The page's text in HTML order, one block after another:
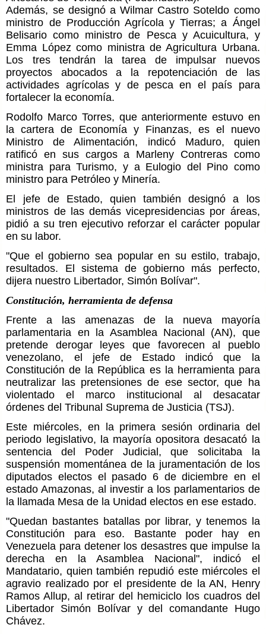
Además, se designó a Wilmar Castro Soteldo como
ministro de Producción Agrícola y Tierras; a Ángel
Belisario como ministro de Pesca y Acuicultura, y
Emma López como ministra de Agricultura Urbana.
Los tres tendrán la tarea de impulsar nuevos
proyectos abocados a la repotenciación de las
actividades agrícolas y de pesca en el país para
fortalecer la economía.
Rodolfo Marco Torres, que anteriormente estuvo en
la cartera de Economía y Finanzas, es el nuevo
Ministro de Alimentación, indicó Maduro, quien
ratificó en sus cargos a Marleny Contreras como
ministra para Turismo, y a Eulogio del Pino como
ministro para Petróleo y Minería.
El jefe de Estado, quien también designó a los
ministros de las demás vicepresidencias por áreas,
pidió a su tren ejecutivo reforzar el carácter popular
en su labor.
"Que el gobierno sea popular en su estilo, trabajo,
resultados. El sistema de gobierno más perfecto,
dijera nuestro Libertador, Simón Bolívar".
Constitución, herramienta de defensa
Frente a las amenazas de la nueva mayoría
parlamentaria en la Asamblea Nacional (AN), que
pretende derogar leyes que favorecen al pueblo
venezolano, el jefe de Estado indicó que la
Constitución de la República es la herramienta para
neutralizar las pretensiones de ese sector, que ha
violentado el marco institucional al desacatar
órdenes del Tribunal Suprema de Justicia (TSJ).
Este miércoles, en la primera sesión ordinaria del
periodo legislativo, la mayoría opositora desacató la
sentencia del Poder Judicial, que solicitaba la
suspensión momentánea de la juramentación de los
diputados electos el pasado 6 de diciembre en el
estado Amazonas, al investir a los parlamentarios de
la llamada Mesa de la Unidad electos en ese estado.
"Quedan bastantes batallas por librar, y tenemos la
Constitución para eso. Bastante poder hay en
Venezuela para detener los desastres que impulse la
derecha en la Asamblea Nacional", indicó el
Mandatario, quien también repudió este miércoles el
agravio realizado por el presidente de la AN, Henry
Ramos Allup, al retirar del hemiciclo los cuadros del
Libertador Simón Bolívar y del comandante Hugo
Chávez.